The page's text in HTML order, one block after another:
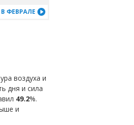
ФЕВРАЛЕ
воздуха и
дня и сила
49.2%.
и